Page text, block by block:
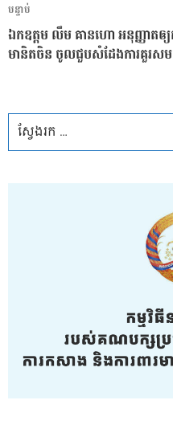
អត្ថបទ
បន្ទាប់
បន្ទាប់
ឯកឧត្តម លឹម គានហោ អនុញ្ញាតឲ្
មានិតចិន ចូលជួបសំដែងការគួរសម